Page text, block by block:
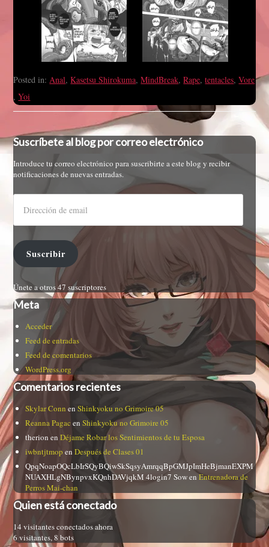
Posted in:Anal,Kasetsu Shirokuma,MindBreak,Rape,tentacles,Vore
,Yoi
Suscríbete al blog por correo electrónico
Introduce tu correo electrónico para suscribirte a este blog y recibir
notificaciones de nuevas entradas.
Suscribir
Únete a otros 47 suscriptores
Meta
Acceder
Feed de entradas
Feed de comentarios
WordPress.org
Comentarios recientes
Skylar Conn enShinkyoku no Grimoire 05
Reanna Pagac enShinkyoku no Grimoire 05
therion enDéjame Robar los Sentimientos de tu Esposa
iwbntjtmop enDespués de Clases 01
QpqNoapOQcLbIrSQyBQiwSkSqsyAmrqqBpGMJpImHeBjmanEXPM
NUAXHLgNBynpvxKQnhDAVjqkM 4login7 SowenEntrenadora de
Perros Mai-chan
Quien está conectado
14 visitantes conectados ahora
6 visitantes,8 bots